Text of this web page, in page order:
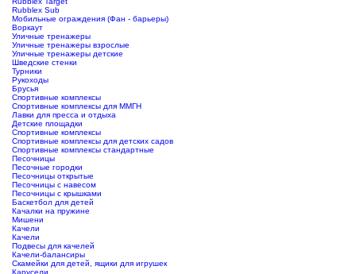
Rubblex Sub
Мобильные ограждения (Фан - барьеры)
Воркаут
Уличные тренажеры
Уличные тренажеры взрослые
Уличные тренажеры детские
Шведские стенки
Турники
Рукоходы
Брусья
Спортивные комплексы
Спортивные комплексы для ММГН
Лавки для пресса и отдыха
Детские площадки
Спортивные комплексы
Спортивные комплексы для детских садов
Спортивные комплексы стандартные
Песочницы
Песочные городки
Песочницы открытые
Песочницы с навесом
Песочницы с крышками
Баскетбол для детей
Качалки на пружине
Мишени
Качели
Качели
Подвесы для качелей
Качели-балансиры
Скамейки для детей, ящики для игрушек
Карусели